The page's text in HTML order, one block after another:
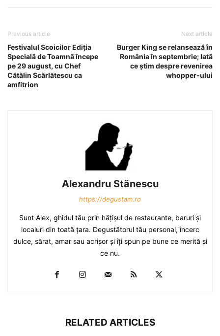
Previous article
Festivalul Scoicilor Ediţia
Specială de Toamnă începe
pe 29 august, cu Chef
Cătălin Scărlătescu ca
amfitrion
Next article
Burger King se relansează în
România în septembrie; Iată
ce ştim despre revenirea
whopper-ului
Alexandru Stănescu
https://degustam.ro
Sunt Alex, ghidul tău prin hăţişul de restaurante, baruri şi
localuri din toată ţara. Degustătorul tău personal, încerc
dulce, sărat, amar sau acrişor şi îţi spun pe bune ce merită şi
ce nu.
RELATED ARTICLES